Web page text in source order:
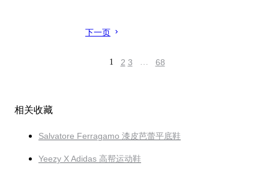
下一页
1 2 3 … 68
相关收藏
Salvatore Ferragamo 漆皮芭蕾平底鞋
Yeezy X Adidas 高帮运动鞋